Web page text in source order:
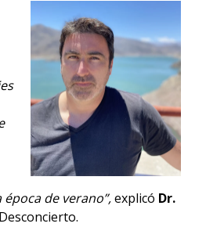
de verano”,explicó Dr.